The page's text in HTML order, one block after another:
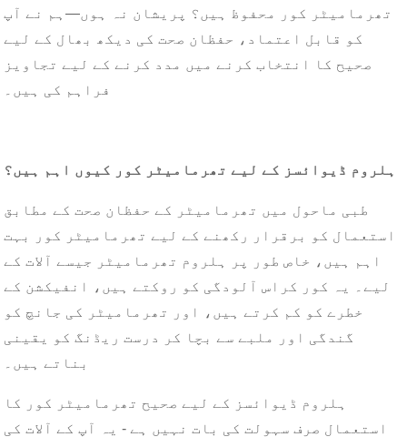
تھرمامیٹر کور محفوظ ہیں؟ پریشان نہ ہوں—ہم نے آپ
کو قابل اعتماد، حفظان صحت کی دیکھ بھال کے لیے
صحیح کا انتخاب کرنے میں مدد کرنے کے لیے تجاویز
فراہم کی ہیں۔
ہلروم ڈیوائسز کے لیے تھرمامیٹر کور کیوں اہم ہیں؟
طبی ماحول میں تھرمامیٹر کے حفظان صحت کے مطابق
استعمال کو برقرار رکھنے کے لیے تھرمامیٹر کور بہت
اہم ہیں، خاص طور پر ہلروم تھرمامیٹر جیسے آلات کے
لیے۔ یہ کور کراس آلودگی کو روکتے ہیں، انفیکشن کے
خطرے کو کم کرتے ہیں، اور تھرمامیٹر کی جانچ کو
گندگی اور ملبے سے بچا کر درست ریڈنگ کو یقینی
بناتے ہیں۔
ہلروم ڈیوائسز کے لیے صحیح تھرمامیٹر کور کا
استعمال صرف سہولت کی بات نہیں ہے - یہ آپ کے آلات کی